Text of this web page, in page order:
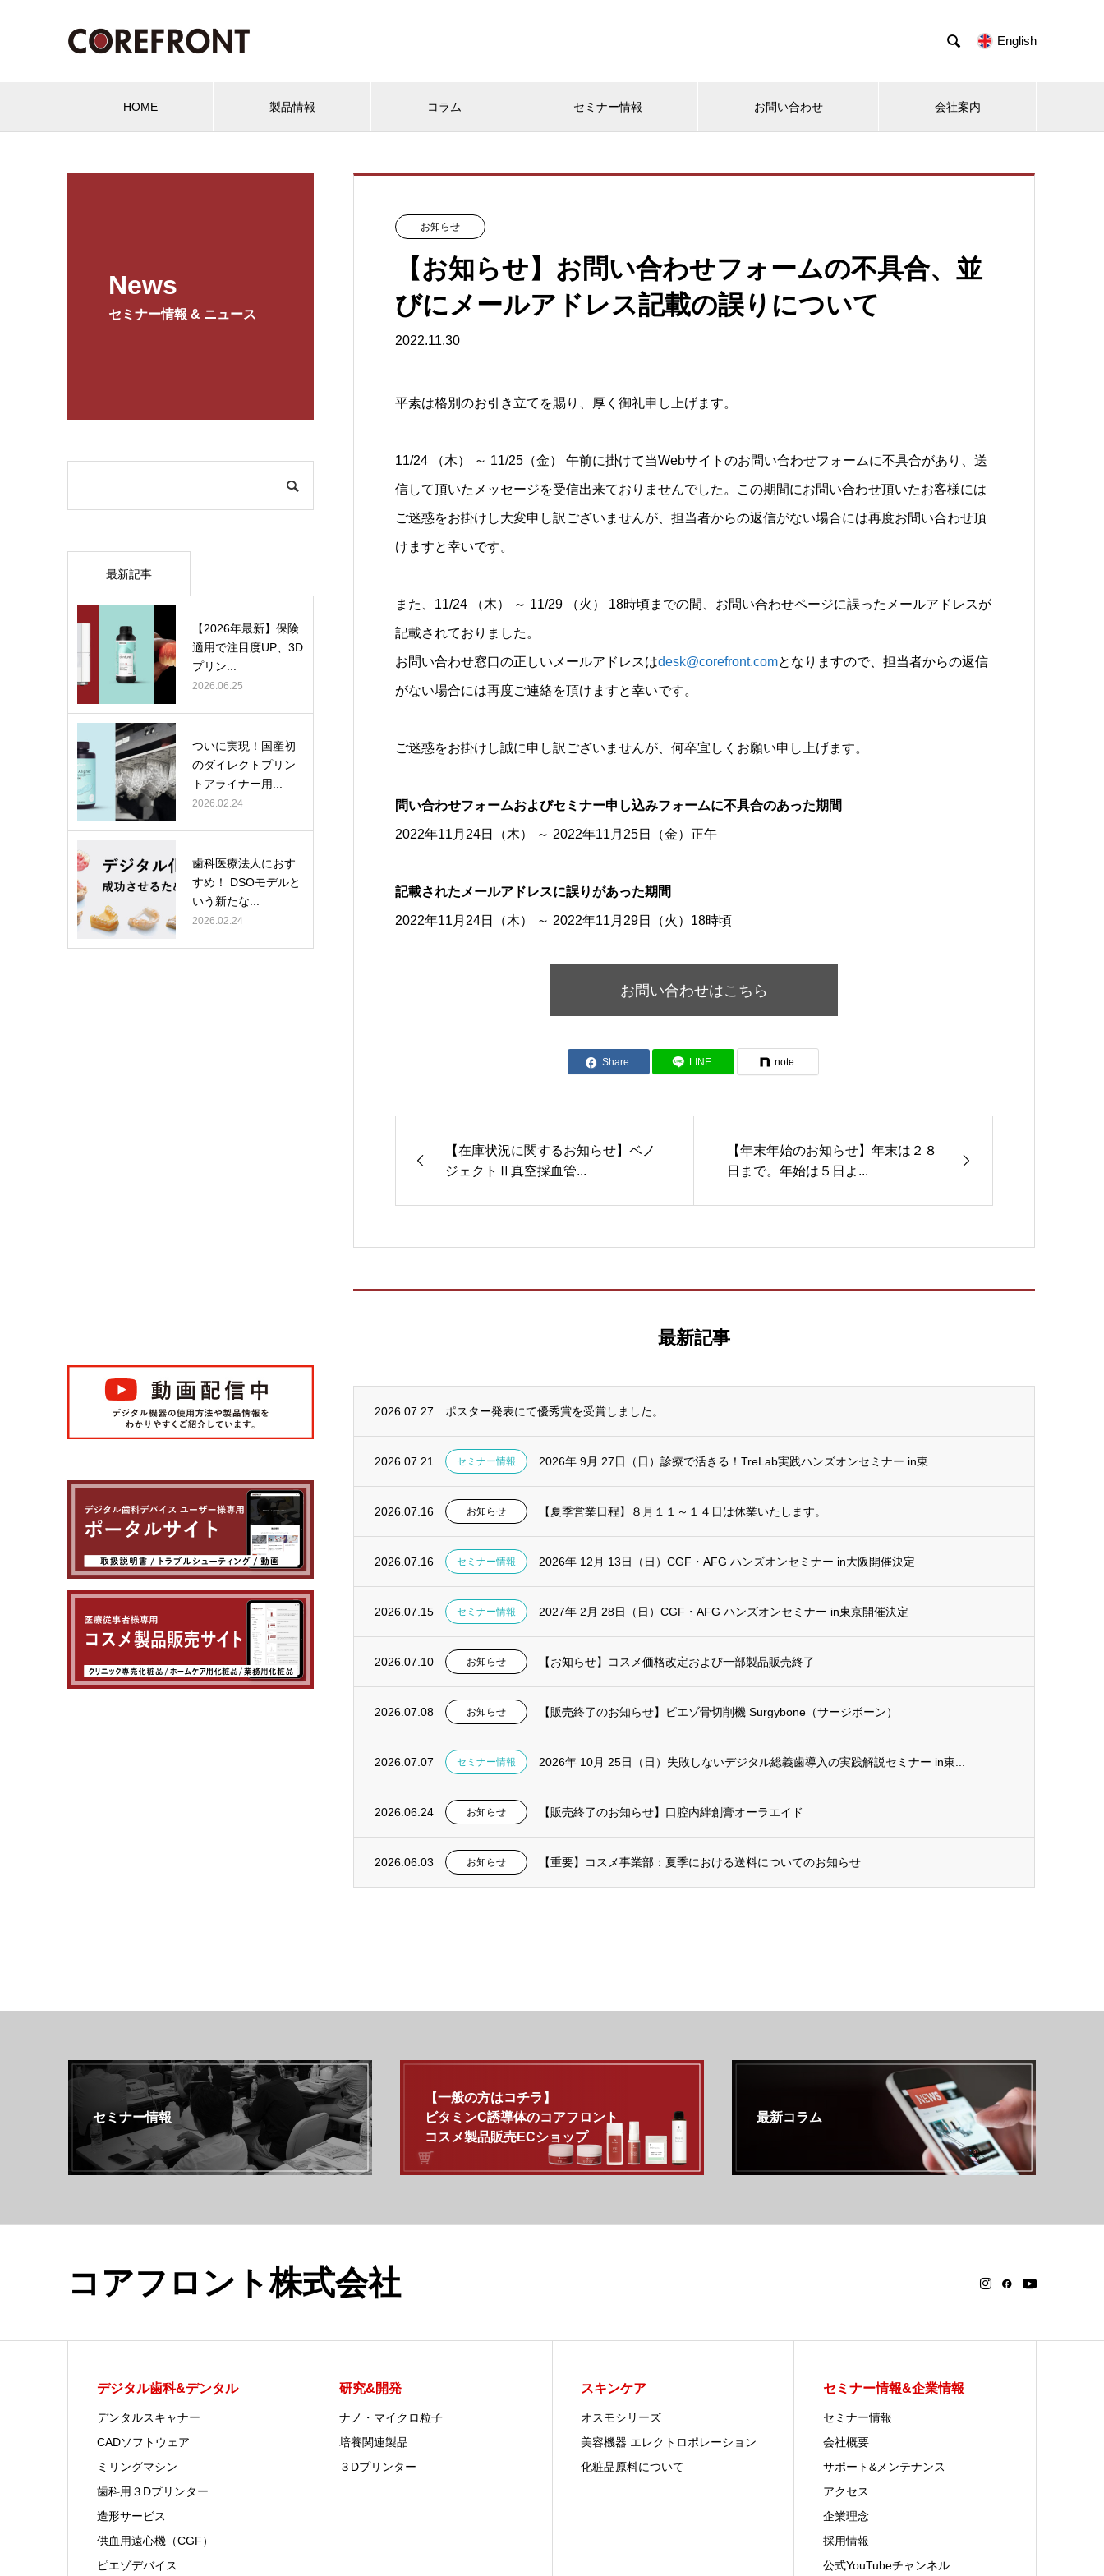
 English
HOME 製品情報 コラム セミナー情報 お問い合わせ 会社案内
News
セミナー情報 & ニュース
お知らせ
【お知らせ】お問い合わせフォームの不具合、並
びにメールアドレス記載の誤りについて
2022.11.30
平素は格別のお引き立てを賜り、厚く御礼申し上げます。
11/24 （木） ～ 11/25（金） 午前に掛けて当Webサイトのお問い合わせフォームに不具合があり、送
信して頂いたメッセージを受信出来ておりませんでした。この期間にお問い合わせ頂いたお客様には
ご迷惑をお掛けし大変申し訳ございませんが、担当者からの返信がない場合には再度お問い合わせ頂
けますと幸いです。
また、11/24 （木） ～ 11/29 （火） 18時頃までの間、お問い合わせページに誤ったメールアドレスが
記載されておりました。
お問い合わせ窓口の正しいメールアドレスはdesk@corefront.comとなりますので、担当者からの返信
がない場合には再度ご連絡を頂けますと幸いです。
ご迷惑をお掛けし誠に申し訳ございませんが、何卒宜しくお願い申し上げます。
問い合わせフォームおよびセミナー申し込みフォームに不具合のあった期間
2022年11月24日（木） ～ 2022年11月25日（金）正午
記載されたメールアドレスに誤りがあった期間
2022年11月24日（木） ～ 2022年11月29日（火）18時頃
お問い合わせはこちら
Share LINE note
【在庫状況に関するお知らせ】ベノ
ジェクトⅡ真空採血管...
【年末年始のお知らせ】年末は２８
日まで。年始は５日よ...
最新記事
2026.07.27 ポスター発表にて優秀賞を受賞しました。
2026.07.21 セミナー情報 2026年 9月 27日（日）診療で活きる！TreLab実践ハンズオンセミナー in東...
2026.07.16 お知らせ 【夏季営業日程】８月１１～１４日は休業いたします。
2026.07.16 セミナー情報 2026年 12月 13日（日）CGF・AFG ハンズオンセミナー in大阪開催決定
2026.07.15 セミナー情報 2027年 2月 28日（日）CGF・AFG ハンズオンセミナー in東京開催決定
2026.07.10 お知らせ 【お知らせ】コスメ価格改定および一部製品販売終了
2026.07.08 お知らせ 【販売終了のお知らせ】ピエゾ骨切削機 Surgybone（サージボーン）
2026.07.07 セミナー情報 2026年 10月 25日（日）失敗しないデジタル総義歯導入の実践解説セミナー in東...
2026.06.24 お知らせ 【販売終了のお知らせ】口腔内絆創膏オーラエイド
2026.06.03 お知らせ 【重要】コスメ事業部：夏季における送料についてのお知らせ
最新記事
【2026年最新】保険
適用で注目度UP、3D
プリン...
2026.06.25
ついに実現！国産初
のダイレクトプリン
トアライナー用...
2026.02.24
歯科医療法人におす
すめ！ DSOモデルと
いう新たな...
2026.02.24
セミナー情報
【一般の方はコチラ】
ビタミンC誘導体のコアフロント
コスメ製品販売ECショップ
最新コラム
コアフロント株式会社
デジタル歯科&デンタル
デンタルスキャナー
CADソフトウェア
ミリングマシン
歯科用３Dプリンター
造形サービス
供血用遠心機（CGF）
ピエゾデバイス
研究&開発
ナノ・マイクロ粒子
培養関連製品
３Dプリンター
スキンケア
オスモシリーズ
美容機器 エレクトロポレーション
化粧品原料について
セミナー情報&企業情報
セミナー情報
会社概要
サポート&メンテナンス
アクセス
企業理念
採用情報
公式YouTubeチャンネル